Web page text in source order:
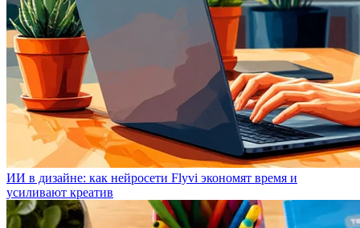
ИИ в дизайне: как нейросети Flyvi экономят время и
усиливают креатив